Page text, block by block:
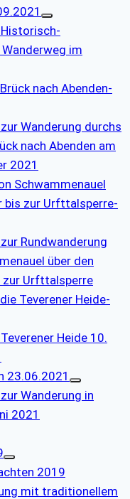
im
nach Abenden-
Wanderung durchs
nach Abenden am
2021
Schwammenauel
bis zur Urfttalsperre-
Rundwanderung
über den
zur Urfttalsperre
Teverener Heide-
Heide 10.
23.06.2021
Wanderung in
2021
2019
mit traditionellem